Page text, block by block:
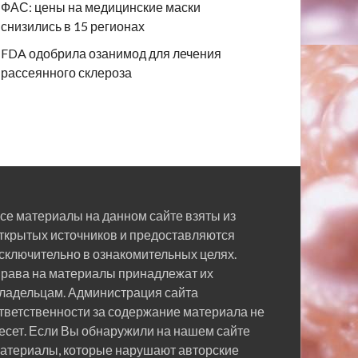
ФАС: цены на медицинские маски
снизились в 15 регионах
FDA одобрила озанимод для лечения
рассеянного склероза
материалы на данном сайте взяты из
источников и предоставляются
в ознакомительных целях.
на материалы принадлежат их
Администрация сайта
за содержание материала не
Если Вы обнаружили на нашем сайте
которые нарушают авторские